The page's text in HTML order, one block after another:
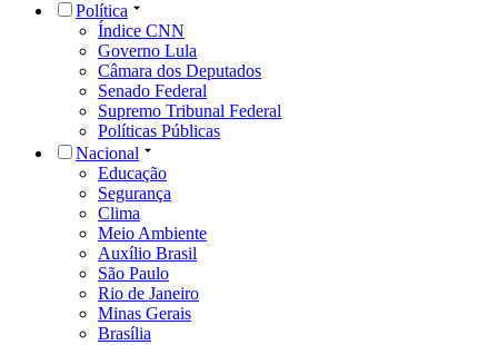
Política
Índice CNN
Governo Lula
Câmara dos Deputados
Senado Federal
Supremo Tribunal Federal
Políticas Públicas
Nacional
Educação
Segurança
Clima
Meio Ambiente
Auxílio Brasil
São Paulo
Rio de Janeiro
Minas Gerais
Brasília